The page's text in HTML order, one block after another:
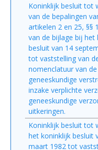
Koninklijk besluit tot
van de bepalingen
artikelen 2 en 25, §§
van de bijlage bij het
besluit van 14
tot vaststelling van
nomenclatuur van de
geneeskundige
inzake verplichte
geneeskundige
uitkeringen.
Koninklijk besluit tot
het koninklijk besluit
maart 1982 tot